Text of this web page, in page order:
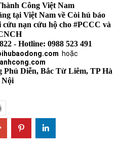
Công Việt Nam
tại Việt Nam về Còi hú báo
nạn cứu hộ cho #PCCC và
- Hotline: 0988 523 491
hoặc
Phú Diễn, Bắc Từ Liêm, TP Hà
Nội